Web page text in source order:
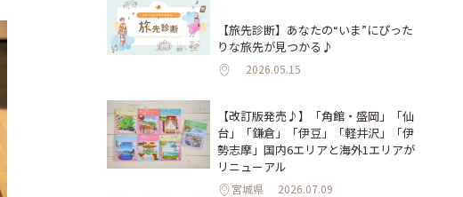
【旅先診断】あなたの“いま”にぴった
りな旅先が見つかる♪
2026.05.15
【改訂版発売♪】「角館・盛岡」「仙
台」「鎌倉」「伊豆」「軽井沢」「伊
勢志摩」国内6エリアと海外1エリアが
リニューアル
宮城県 2026.07.09